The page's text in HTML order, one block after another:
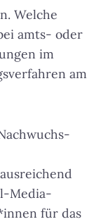
Welche
amts- oder
im
am
Media-
für das